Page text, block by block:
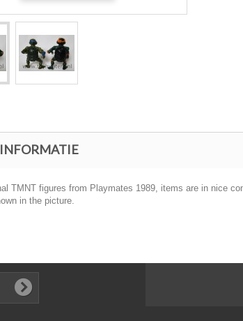
TMNT figures from Playmates 1989, items are in nice
in the picture.